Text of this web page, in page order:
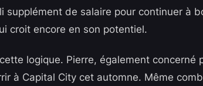
supplément de salaire pour continuer à
croit encore en son potentiel.
logique. Pierre, également concerné
à Capital City cet automne. Même